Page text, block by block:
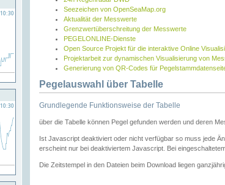
Seezeichen von OpenSeaMap.org
Aktualität der Messwerte
Grenzwertüberschreitung der Messwerte
PEGELONLINE-Dienste
Open Source Projekt für die interaktive Online
Projektarbeit zur dynamischen Visualisierung von
Generierung von QR-Codes für
Pegelauswahl über Tabelle
Grundlegende Funktionsweise der Tabelle
über die Tabelle können Pegel gefunden werden und deren
Ist Javascript deaktiviert oder nicht verfügbar so muss jede
erscheint nur bei deaktiviertem Javascript. Bei
Die Zeitstempel in den Dateien beim Download liegen